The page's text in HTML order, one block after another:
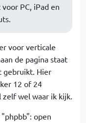
PC, iPad en
voor verticale
de pagina staat
gebruikt. Hier
12 of 24
wel waar ik kijk.
open